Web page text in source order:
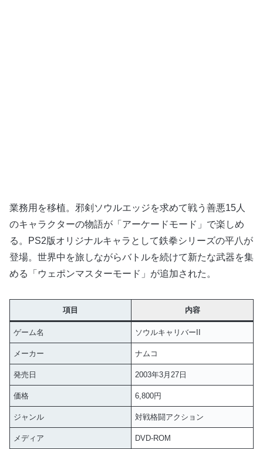
業務用を移植。邪剣ソウルエッジを求めて戦う善悪15人
のキャラクターの物語が「アーケードモード」で楽しめ
る。PS2版オリジナルキャラとして鉄拳シリーズの平八が
登場。世界中を旅しながらバトルを続けて新たな武器を集
める「ウェポンマスターモード」が追加された。
項目 内容
ゲーム名 ソウルキャリバーII
メーカー ナムコ
発売日 2003年3月27日
価格 6,800円
ジャンル 対戦格闘アクション
メディア DVD-ROM